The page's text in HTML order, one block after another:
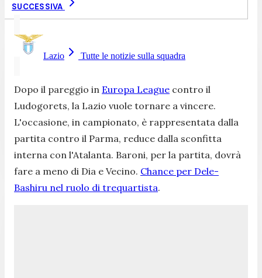
SUCCESSIVA
Lazio Tutte le notizie sulla squadra
Dopo il pareggio in Europa League contro il
Ludogorets, la Lazio vuole tornare a vincere.
L'occasione, in campionato, è rappresentata dalla
partita contro il Parma, reduce dalla sconfitta
interna con l'Atalanta. Baroni, per la partita, dovrà
fare a meno di Dia e Vecino. Chance per Dele-
Bashiru nel ruolo di trequartista.